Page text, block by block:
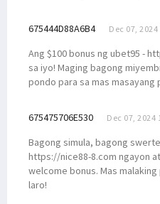
675444D88A6B4 Dec 07,
Ang $100 bonus ng ubet95 -
sa iyo! Maging bagong
pondo para sa mas masayang
675475706E530 Dec 07, 2024
Bagong simula, bagong
https://nice88-8.com ngayon
welcome bonus. Mas
laro!